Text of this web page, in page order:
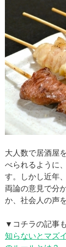
大人数で居酒屋
べられるように
す。しかし近年
両論の意見で分
か、社会人の声
▼コチラの記事
知らないとマズ